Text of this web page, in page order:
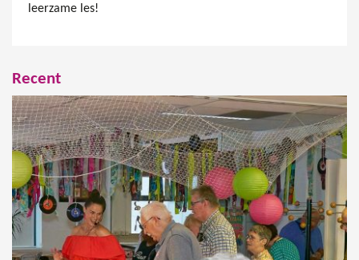
leerzame les!
Recent